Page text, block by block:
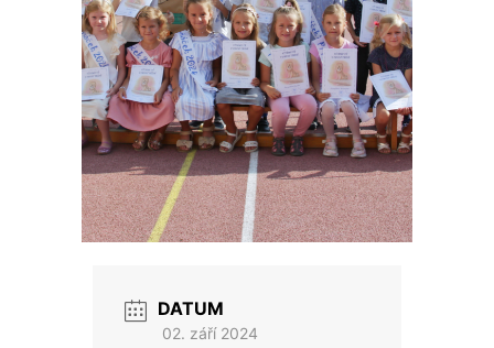
DATUM
02. září 2024